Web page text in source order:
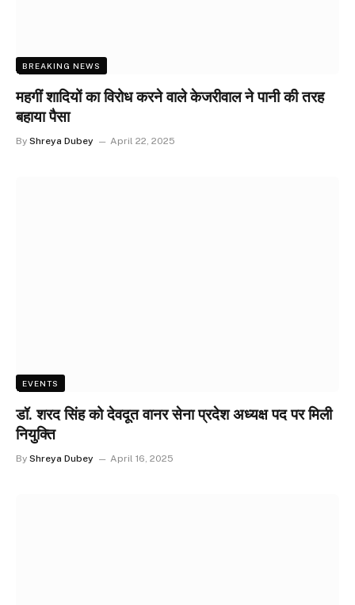
BREAKING NEWS
महगीं शादियों का विरोध करने वाले केजरीवाल ने पानी की तरह
बहाया पैसा
By Shreya Dubey April 22, 2025
EVENTS
डॉ. शरद सिंह को देवदूत वानर सेना प्रदेश अध्यक्ष पद पर मिली
नियुक्ति
By Shreya Dubey April 16, 2025